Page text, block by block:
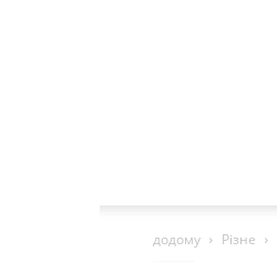
додому Різне